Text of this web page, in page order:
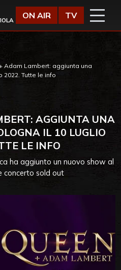
ON AIR TV
Adam Lambert: aggiunta una
2022. Tutte le info
AGGIUNTA UNA
IL 10 LUGLIO
LE INFO
ha aggiunto un nuovo show al
concerto sold out